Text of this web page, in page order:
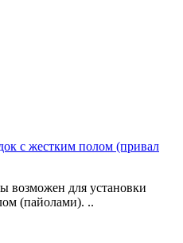
с жестким полом (привал
для установки
(пайолами). ..